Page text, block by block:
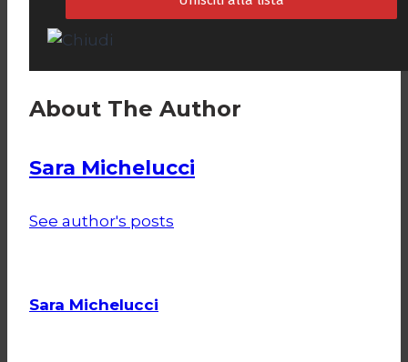
About The Author
Sara Michelucci
See author's posts
Sara Michelucci